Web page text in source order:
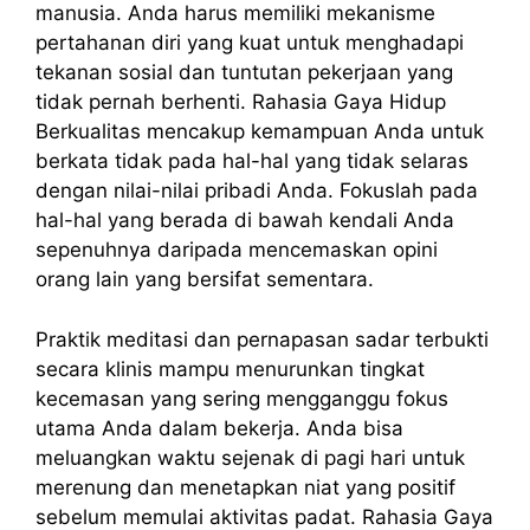
manusia. Anda harus memiliki mekanisme
pertahanan diri yang kuat untuk menghadapi
tekanan sosial dan tuntutan pekerjaan yang
tidak pernah berhenti. Rahasia Gaya Hidup
Berkualitas mencakup kemampuan Anda untuk
berkata tidak pada hal-hal yang tidak selaras
dengan nilai-nilai pribadi Anda. Fokuslah pada
hal-hal yang berada di bawah kendali Anda
sepenuhnya daripada mencemaskan opini
orang lain yang bersifat sementara.
Praktik meditasi dan pernapasan sadar terbukti
secara klinis mampu menurunkan tingkat
kecemasan yang sering mengganggu fokus
utama Anda dalam bekerja. Anda bisa
meluangkan waktu sejenak di pagi hari untuk
merenung dan menetapkan niat yang positif
sebelum memulai aktivitas padat. Rahasia Gaya